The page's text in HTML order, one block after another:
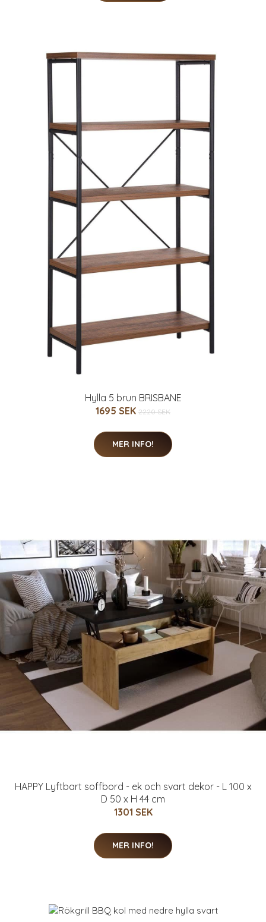
Hylla 5 brun BRISBANE
1695 SEK 2220 SEK
MER INFO!
HAPPY Lyftbart soffbord - ek och svart dekor - L 100 x
D 50 x H 44 cm
1301 SEK
MER INFO!